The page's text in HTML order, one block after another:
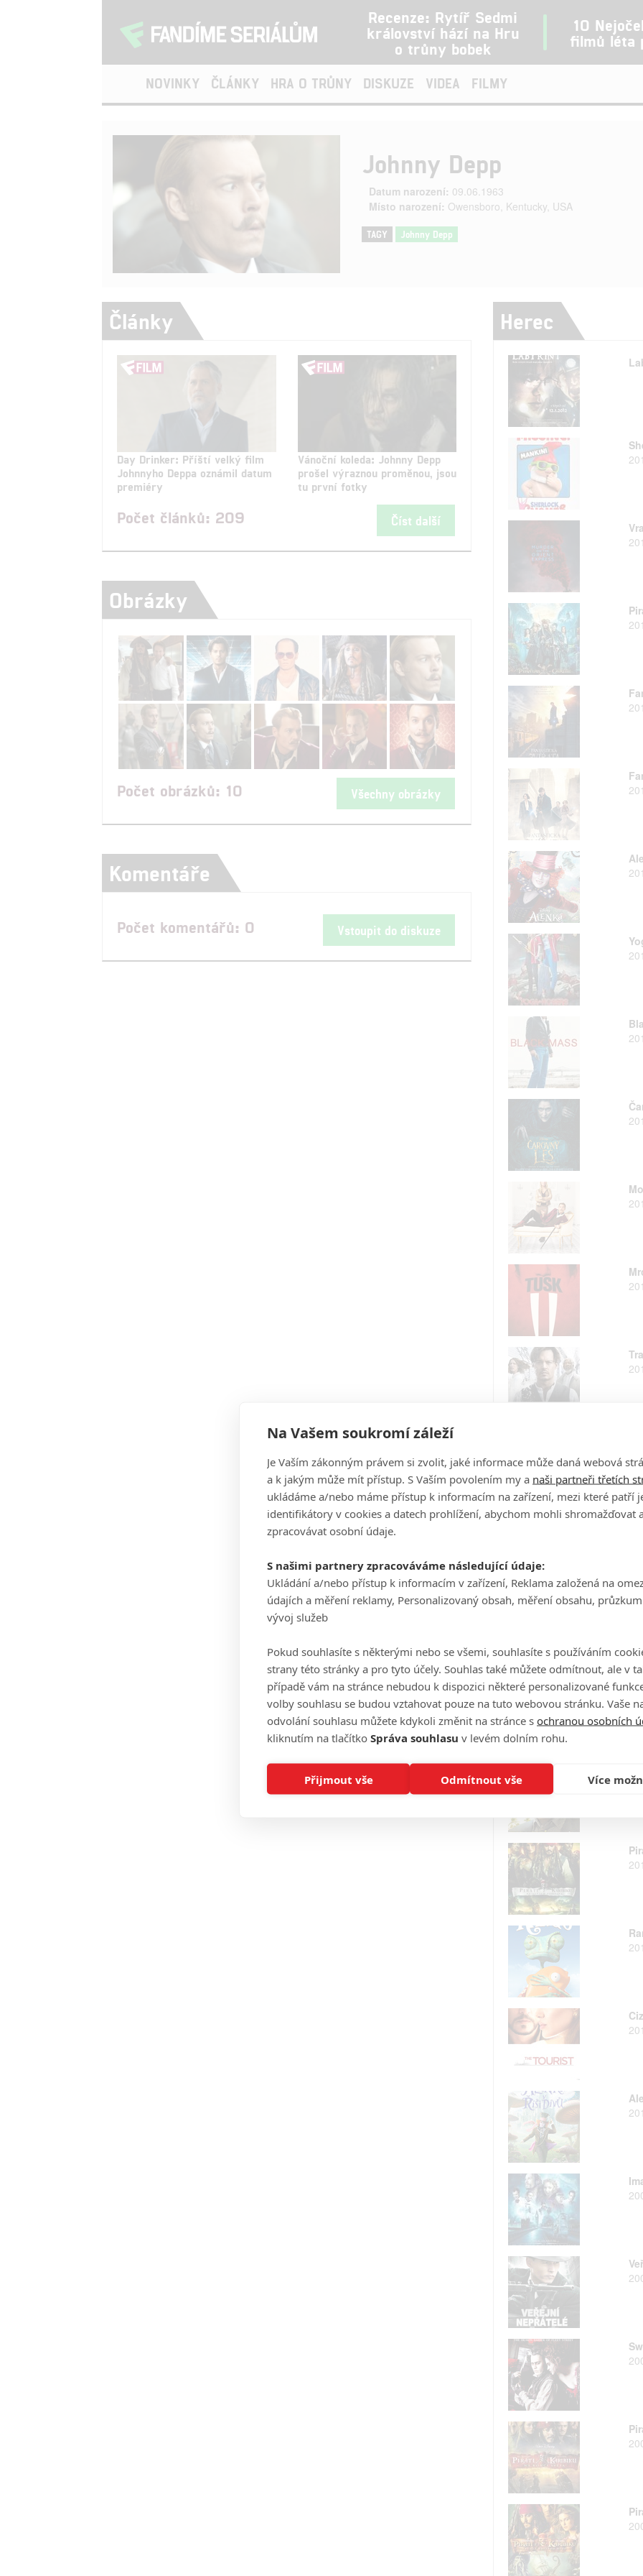
Recenze: Rytíř Sedmi
království hází na Hru
o trůny bobek
10
filmů léta
NOVINKY ČLÁNKY HRA O TRŮNY DISKUZE VIDEA FILMY
Johnny Depp
Datum narození: 09.06.1963
Místo narození: Owensboro, Kentucky, USA
TAGY Johnny Depp
Články
Day Drinker: Příští velký film
Johnnyho Deppa oznámil datum
premiéry
Vánoční koleda: Johnny Depp
prošel výraznou proměnou, jsou
tu první fotky
Počet článků: 209 Číst další
Obrázky
Počet obrázků: 10 Všechny obrázky
Komentáře
Počet komentářů: 0 Vstoupit do diskuze
Herec
21
Na Vašem soukromí záleží
Je Vaším zákonným právem si zvolit, jaké informace může daná webová
a k jakým může mít přístup. S Vaším povolením my a naši partneři třetích
ukládáme a/nebo máme přístup k informacím na zařízení, mezi které patří
identifikátory v cookies a datech prohlížení, abychom mohli shromažďovat
zpracovávat osobní údaje.
S našimi partnery zpracováváme následující údaje:
Ukládání a/nebo přístup k informacím v zařízení, Reklama založená na
údajích a měření reklamy, Personalizovaný obsah, měření obsahu,
vývoj služeb
Pokud souhlasíte s některými nebo se všemi, souhlasíte s používáním
strany této stránky a pro tyto účely. Souhlas také můžete odmítnout, ale v
případě vám na stránce nebudou k dispozici některé personalizované
volby souhlasu se budou vztahovat pouze na tuto webovou stránku. Vaše
odvolání souhlasu můžete kdykoli změnit na stránce s ochranou osobních
kliknutím na tlačítko Správa souhlasu v levém dolním rohu.
Přijmout vše Odmítnout vše Více